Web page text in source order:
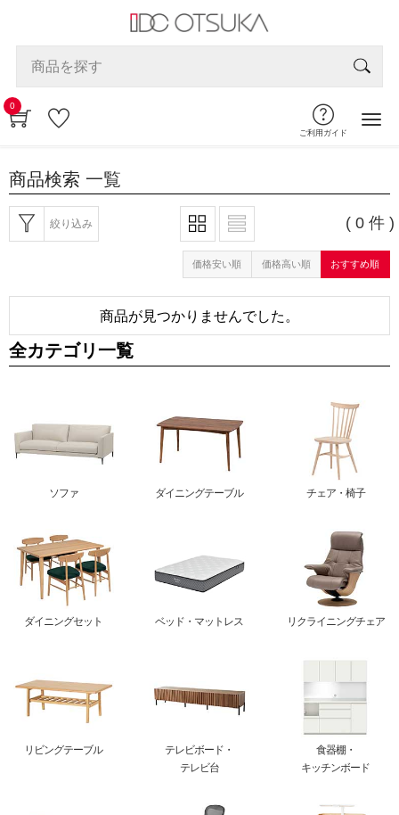
0
ご利用ガイド
商品検索 一覧
絞り込み ( 0 件 )
価格安い順 価格高い順 おすすめ順
商品が見つかりませんでした。
全カテゴリ一覧
ソファ ダイニングテーブル チェア・椅子
ダイニングセット ベッド・マットレス リクライニングチェア
リビングテーブル
テレビボード・
テレビ台
食器棚・
キッチンボード